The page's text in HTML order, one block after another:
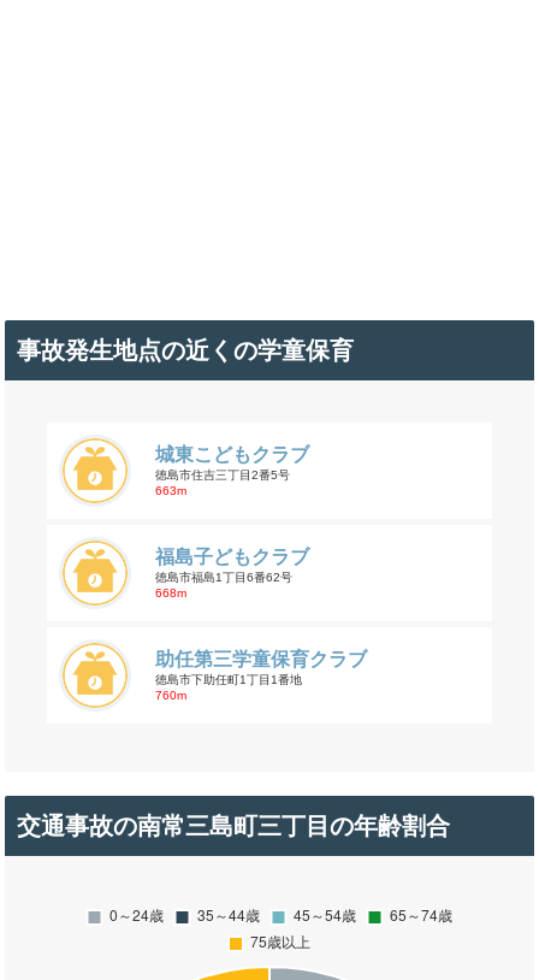
事故発生地点の近くの学童保育
城東こどもクラブ
徳島市住吉三丁目2番5号
663m
福島子どもクラブ
徳島市福島1丁目6番62号
668m
助任第三学童保育クラブ
徳島市下助任町1丁目1番地
760m
交通事故の南常三島町三丁目の年齢割合